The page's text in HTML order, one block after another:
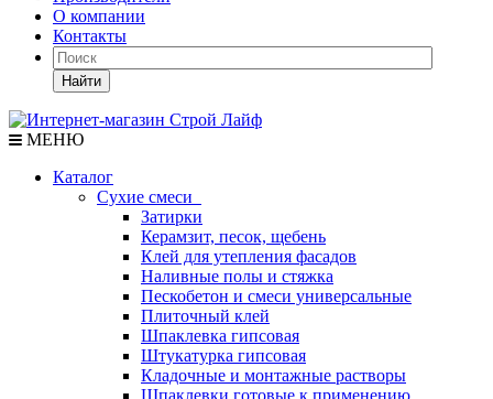
О компании
Контакты
Найти
МЕНЮ
Каталог
Сухие смеси
Затирки
Керамзит, песок, щебень
Клей для утепления фасадов
Наливные полы и стяжка
Пескобетон и смеси универсальные
Плиточный клей
Шпаклевка гипсовая
Штукатурка гипсовая
Кладочные и монтажные растворы
Шпаклевки готовые к применению